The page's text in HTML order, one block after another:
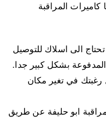
كاميرات المراقبة
تحتاج الى اسلاك للتوصيل
بشكل كبير جدا.
في تغير مكان
ابو حليفة عن طريق